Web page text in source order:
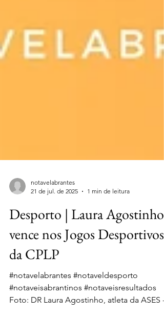
notavelabrantes
21 de jul. de 2025
1 min de leitura
Desporto | Laura Agostinho
vence nos Jogos Desportivos
da CPLP